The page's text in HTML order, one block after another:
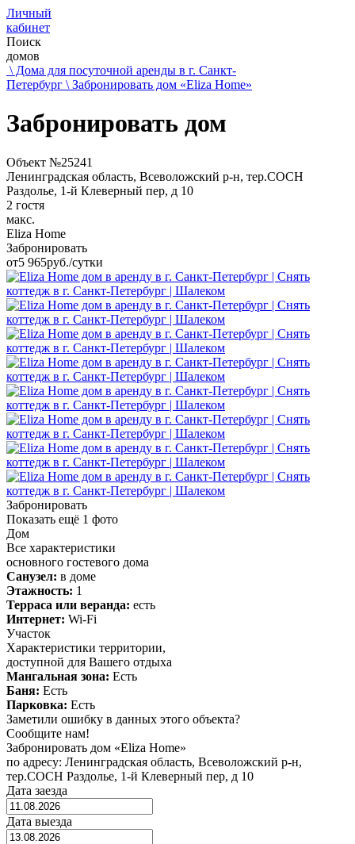
Личный
кабинет
Поиск
домов
\ Дома для посуточной аренды в г. Санкт-
Петербург \ Забронировать дом «Eliza Home»
Забронировать дом
Объект №25241
Ленинградская область, Всеволожский р-н, тер.СОСН
Раздолье, 1-й Клеверный пер, д 10
2 гостя
макс.
Eliza Home
Забронировать
от5 965руб./сутки
Забронировать
Показать ещё 1 фото
Дом
Все характеристики
основного гостевого дома
Санузел: в доме
Этажность: 1
Терраса или веранда: есть
Интернет: Wi-Fi
Участок
Характеристики территории,
доступной для Вашего отдыха
Мангальная зона: Есть
Баня: Есть
Парковка: Есть
Заметили ошибку в данных этого объекта?
Сообщите нам!
Забронировать дом «Eliza Home»
по адресу: Ленинградская область, Всеволожский р-н,
тер.СОСН Раздолье, 1-й Клеверный пер, д 10
Дата заезда
Дата выезда